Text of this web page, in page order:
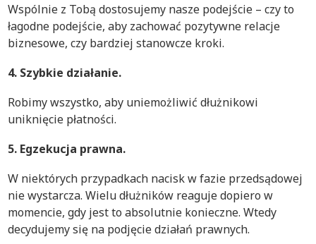
Wspólnie z Tobą dostosujemy nasze podejście – czy to
łagodne podejście, aby zachować pozytywne relacje
biznesowe, czy bardziej stanowcze kroki.
4. Szybkie działanie.
Robimy wszystko, aby uniemożliwić dłużnikowi
uniknięcie płatności.
5. Egzekucja prawna.
W niektórych przypadkach nacisk w fazie przedsądowej
nie wystarcza. Wielu dłużników reaguje dopiero w
momencie, gdy jest to absolutnie konieczne. Wtedy
decydujemy się na podjęcie działań prawnych.